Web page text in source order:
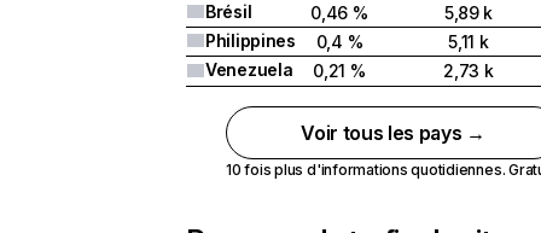
Brésil
0,46 %
5,89 k
Philippines
0,4 %
5,11 k
Venezuela
0,21 % 2,73 k
Voir tous les pays →
10 fois plus d'informations quotidiennes.